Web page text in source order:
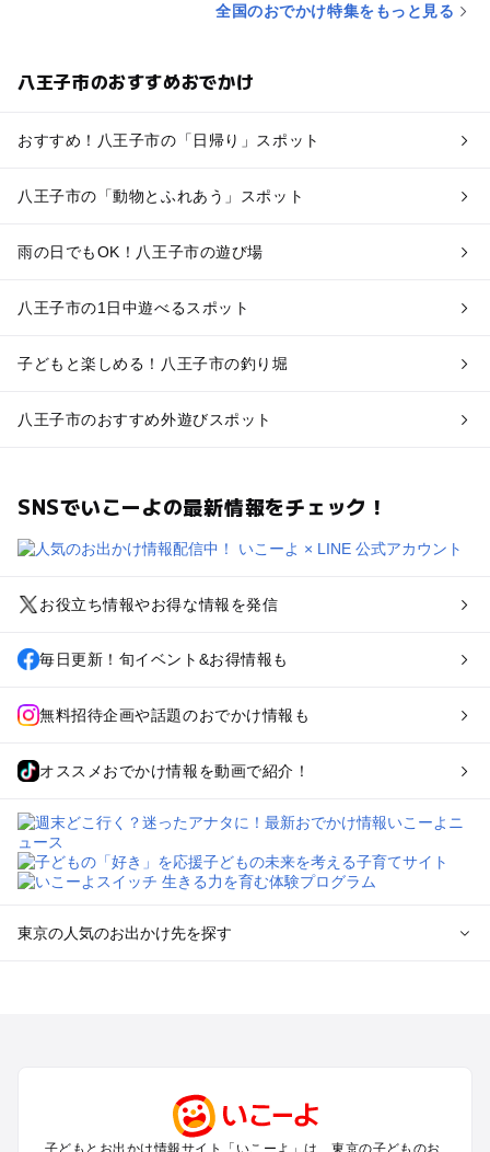
全国のおでかけ特集をもっと見る
八王子市のおすすめおでかけ
おすすめ！八王子市の「日帰り」スポット
八王子市の「動物とふれあう」スポット
雨の日でもOK！八王子市の遊び場
八王子市の1日中遊べるスポット
子どもと楽しめる！八王子市の釣り堀
八王子市のおすすめ外遊びスポット
SNSでいこーよの最新情報をチェック！
お役立ち情報やお得な情報を発信
毎日更新！旬イベント&お得情報も
無料招待企画や話題のおでかけ情報も
オススメおでかけ情報を動画で紹介！
東京の人気のお出かけ先を探す
町田・相模原・愛川・上野原のプールお出かけ
渋谷・原宿・恵比寿・中目黒・自由が丘のプールお出かけ